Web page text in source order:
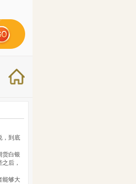
，到底
货白银
后，
能够大